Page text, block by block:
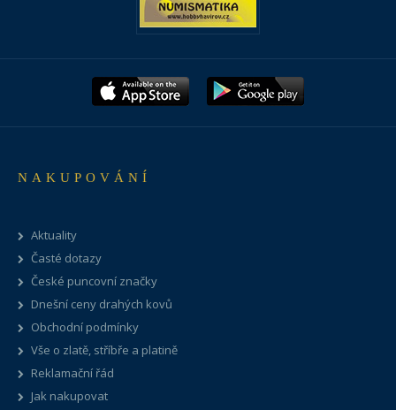
NAKUPOVÁNÍ
Aktuality
Časté dotazy
České puncovní značky
Dnešní ceny drahých kovů
Obchodní podmínky
Vše o zlatě, stříbře a platině
Reklamační řád
Jak nakupovat